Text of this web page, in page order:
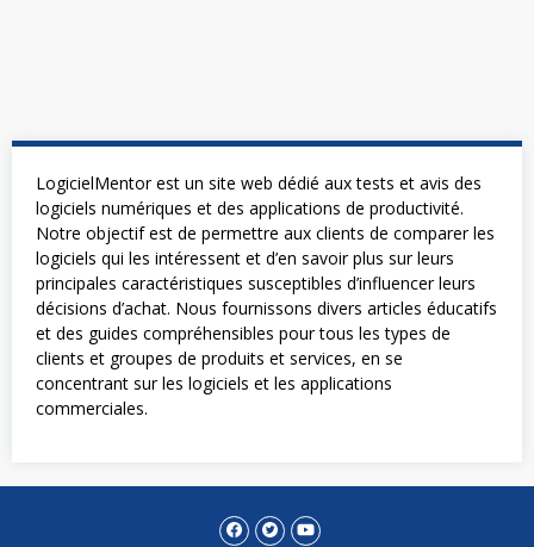
LogicielMentor est un site web dédié aux tests et avis des
logiciels numériques et des applications de productivité.
Notre objectif est de permettre aux clients de comparer les
logiciels qui les intéressent et d’en savoir plus sur leurs
principales caractéristiques susceptibles d’influencer leurs
décisions d’achat. Nous fournissons divers articles éducatifs
et des guides compréhensibles pour tous les types de
clients et groupes de produits et services, en se
concentrant sur les logiciels et les applications
commerciales.